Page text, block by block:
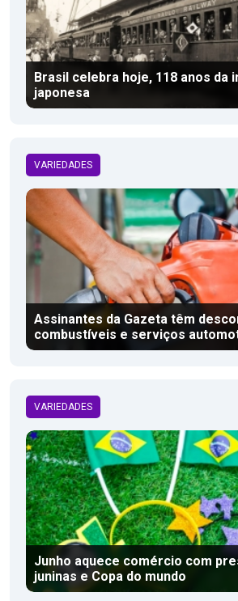
Brasil celebra hoje, 118 anos da
japonesa
VARIEDADES
Assinantes da Gazeta têm
combustíveis e serviços
VARIEDADES
Junho aquece comércio com
juninas e Copa do mundo